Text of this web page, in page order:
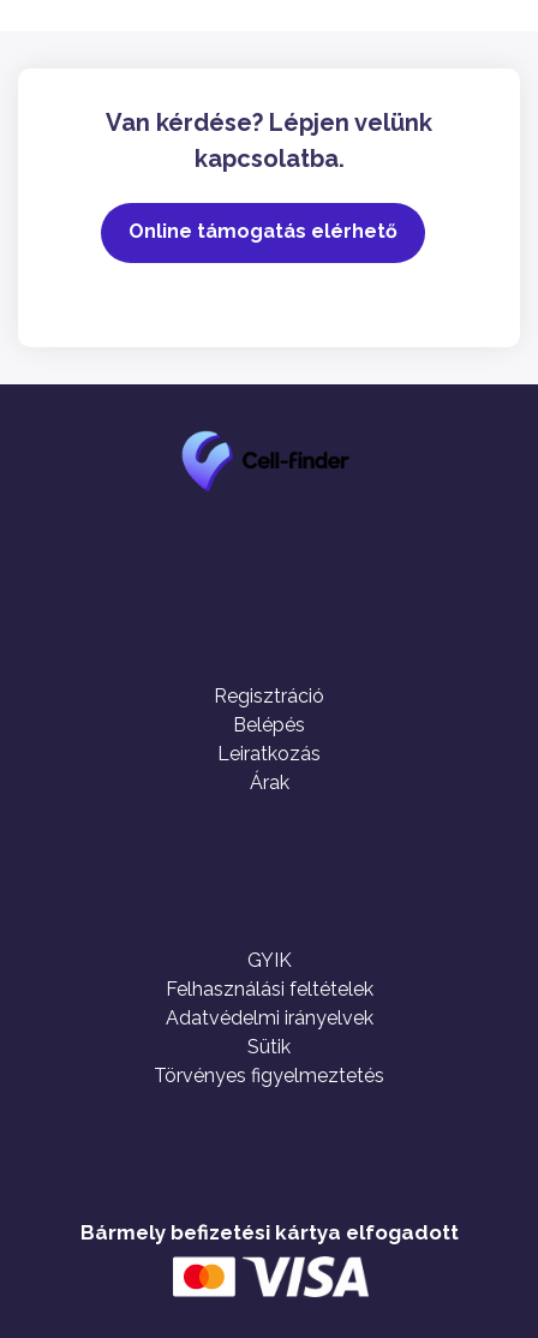
Van kérdése? Lépjen velünk
kapcsolatba.
Online támogatás elérhető
Regisztráció
Belépés
Leiratkozás
Árak
GYIK
Felhasználási feltételek
Adatvédelmi irányelvek
Sütik
Törvényes figyelmeztetés
Bármely befizetési kártya elfogadott